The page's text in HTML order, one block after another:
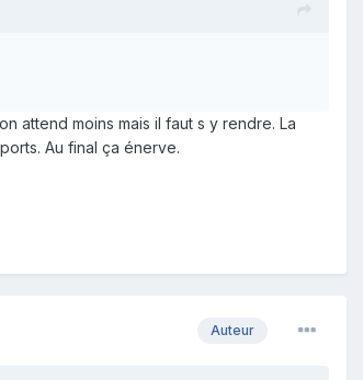
attend moins mais il faut s y rendre. La
Au final ça énerve.
Auteur